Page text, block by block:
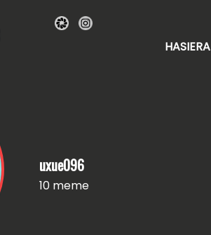
HASIERA
uxue096
10 meme